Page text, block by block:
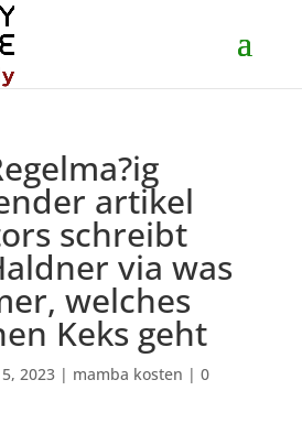
artikel
schreibt
via was
welches
Keks geht
2023| mamba kosten | 0